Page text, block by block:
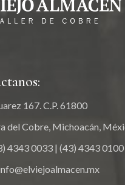
167. C.P. 61800
del Cobre, Michoacán,
4343 0033 |(43) 4343 0100